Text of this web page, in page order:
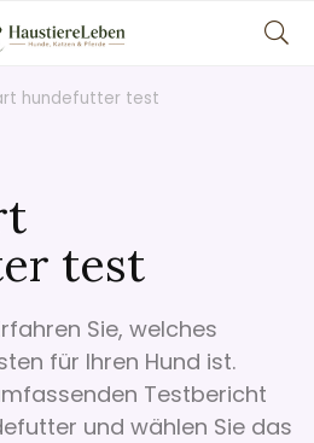
hundefutter test
test
Sie, welches
für Ihren Hund ist.
Testbericht
und wählen Sie das